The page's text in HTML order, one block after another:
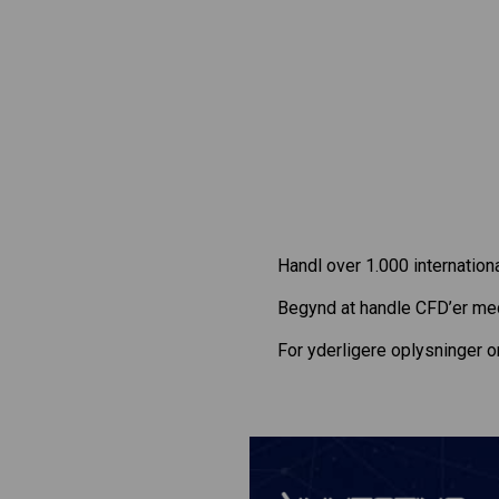
Handl over 1.000
Begynd at handle CFD’er
For yderligere oplysninger